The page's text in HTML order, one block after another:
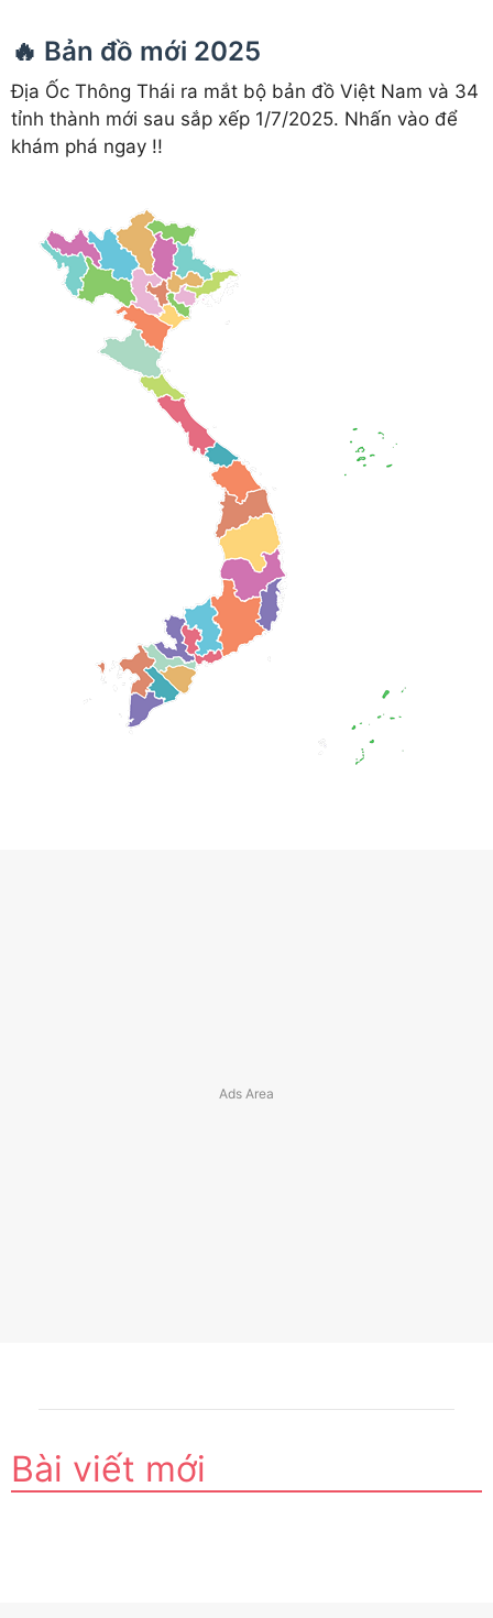
🔥 Bản đồ mới 2025
Địa Ốc Thông Thái ra mắt bộ bản đồ Việt Nam và 34
tỉnh thành mới sau sắp xếp 1/7/2025. Nhấn vào để
khám phá ngay !!
Bài viết mới